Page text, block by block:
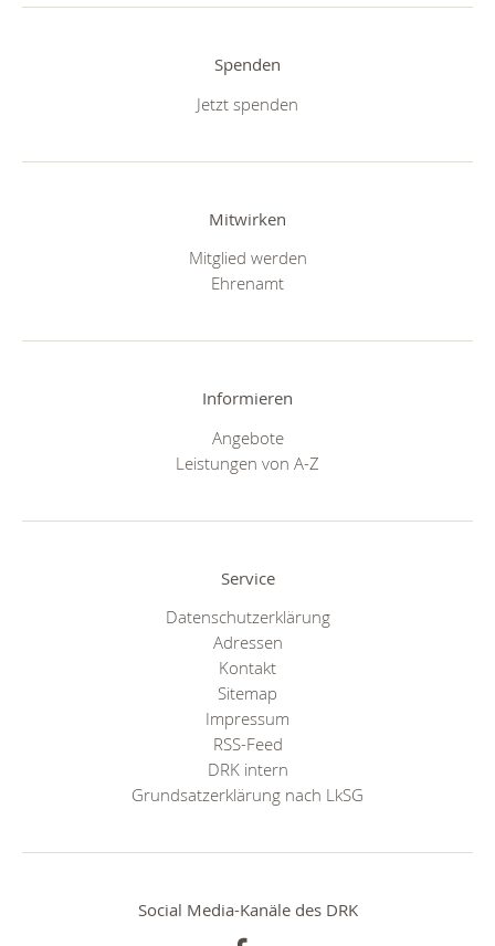
Spenden
Jetzt spenden
Mitwirken
Mitglied werden
Ehrenamt
Informieren
Angebote
Leistungen von A-Z
Service
Datenschutzerklärung
Adressen
Kontakt
Sitemap
Impressum
RSS-Feed
DRK intern
Grundsatzerklärung nach LkSG
Social Media-Kanäle des DRK